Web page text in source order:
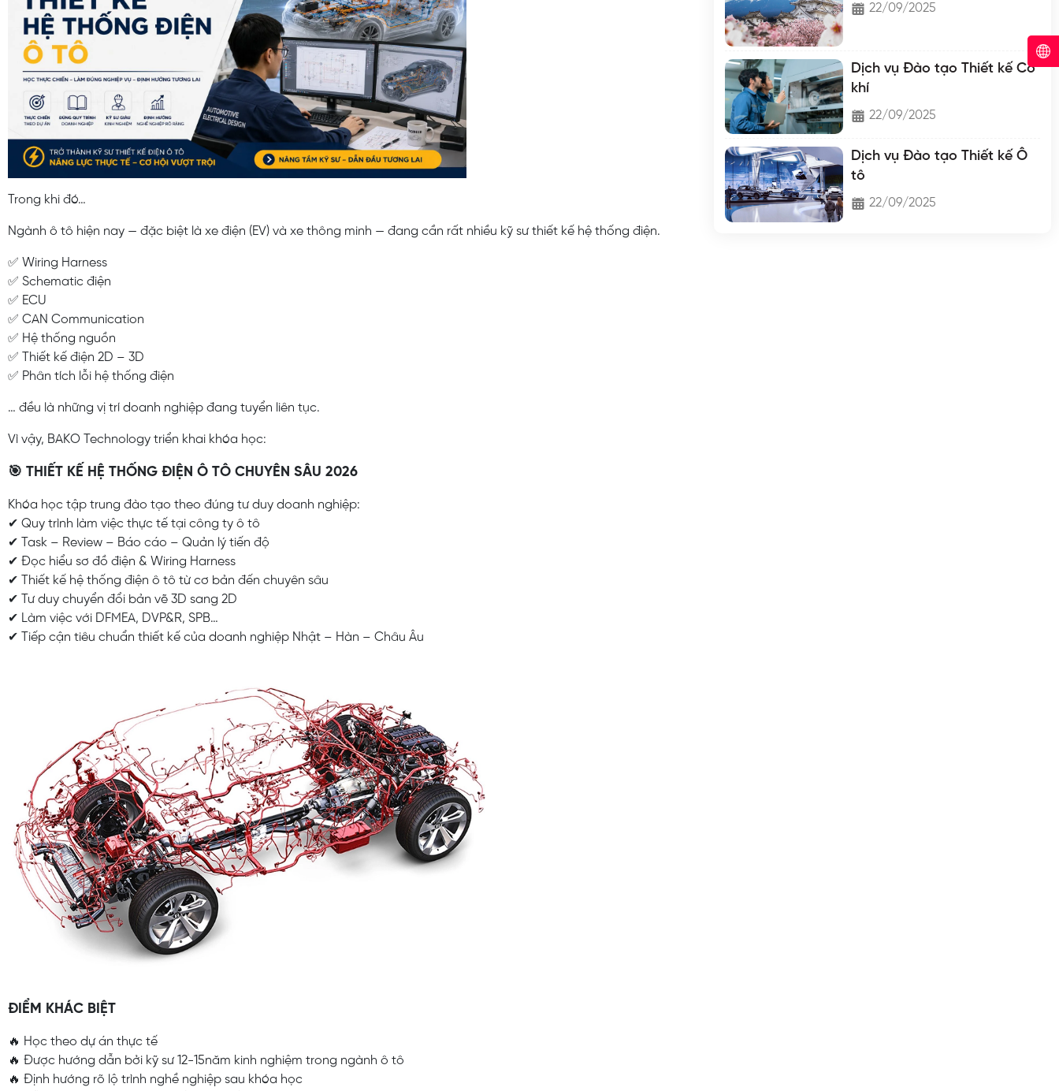
Trong khi đó…
Ngành ô tô hiện nay — đặc biệt là xe điện (EV) và xe thông minh — đang cần rất nhiều kỹ sư thiết kế hệ thống điện.
✅ Wiring Harness
✅ Schematic điện
✅ ECU
✅ CAN Communication
✅ Hệ thống nguồn
✅ Thiết kế điện 2D – 3D
✅ Phân tích lỗi hệ thống điện
… đều là những vị trí doanh nghiệp đang tuyển liên tục.
Vì vậy, BAKO Technology triển khai khóa học:
🎯 THIẾT KẾ HỆ THỐNG ĐIỆN Ô TÔ CHUYÊN SÂU 2026
Khóa học tập trung đào tạo theo đúng tư duy doanh nghiệp:
✔ Quy trình làm việc thực tế tại công ty ô tô
✔ Task – Review – Báo cáo – Quản lý tiến độ
✔ Đọc hiểu sơ đồ điện & Wiring Harness
✔ Thiết kế hệ thống điện ô tô từ cơ bản đến chuyên sâu
✔ Tư duy chuyển đổi bản vẽ 3D sang 2D
✔ Làm việc với DFMEA, DVP&R, SPB…
✔ Tiếp cận tiêu chuẩn thiết kế của doanh nghiệp Nhật – Hàn – Châu Âu
ĐIỂM KHÁC BIỆT
🔥 Học theo dự án thực tế
🔥 Được hướng dẫn bởi kỹ sư 12-15năm kinh nghiệm trong ngành ô tô
🔥 Định hướng rõ lộ trình nghề nghiệp sau khóa học
22/09/2025
Dịch vụ Đào tạo Thiết kế Cơ
khí
22/09/2025
Dịch vụ Đào tạo Thiết kế Ô
tô
22/09/2025